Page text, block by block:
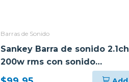
Barras de Sonido
Sankey Barra de sonido 2.1ch
200w rms con sonido
envolvente 3d hmt200